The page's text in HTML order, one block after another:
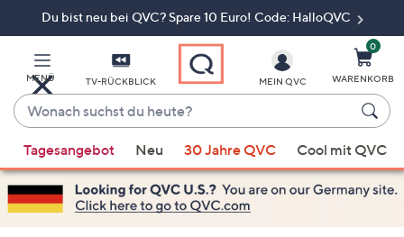
Du bist neu bei QVC? Spare 10 Euro! Code: HalloQVC
MENÜ TV-RÜCKBLICK
Wonach
suchst
du
heute?
Vorschläge
verfügbar
sind,
verwenden
MEIN QVC
0
WARENKORB
Tagesangebot Neu 30 Jahre QVC Cool mit QVC